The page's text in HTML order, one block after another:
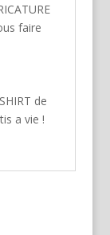
faire
de
a vie !